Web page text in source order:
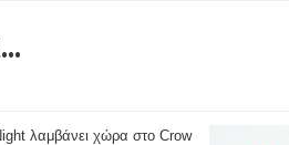
λαμβάνει χώρα στο Crow